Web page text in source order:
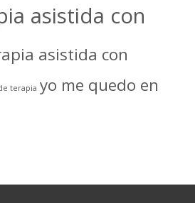
asistida con
asistida con
terapia yo me quedo en